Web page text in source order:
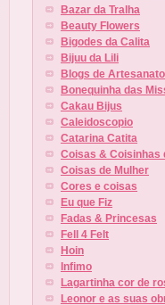
Bazar da Tralha
Beauty Flowers
Bigodes da Calita
Bijuu da Lili
Blogs de Artesanato
Bonequinha das
Cakau Bijus
Caleidoscopio
Catarina Catita
Coisas & Coisinhas
Coisas de Mulher
Cores e coisas
Eu que Fiz
Fadas & Princesas
Fell 4 Felt
Hoin
Infimo
Lagartinha cor de
Leonor e as suas